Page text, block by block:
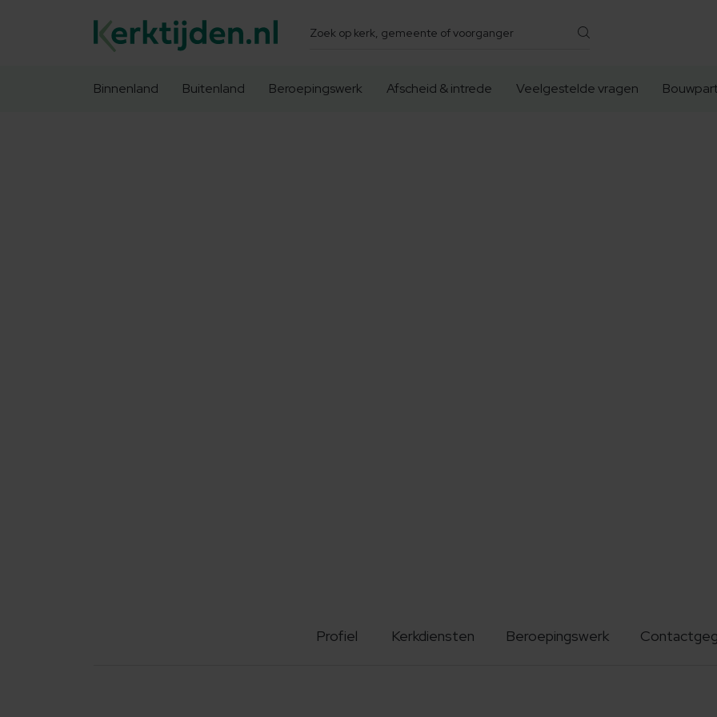
Zoeken
Binnenland Buitenland Beroepingswerk Afscheid & intrede Veelgestelde vragen
Profiel Kerkdiensten Beroepingswerk